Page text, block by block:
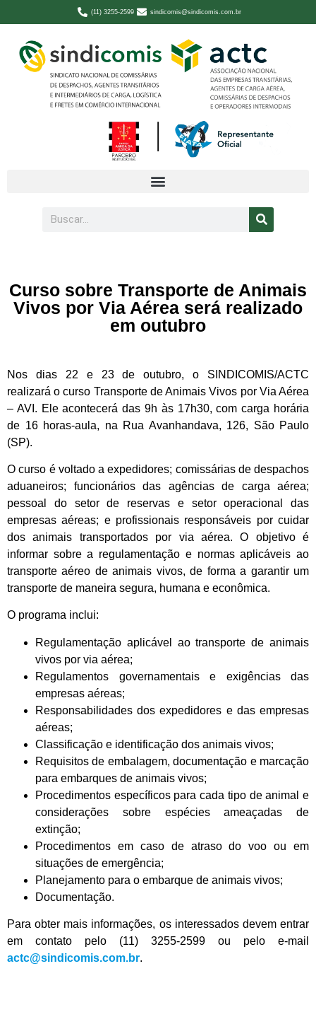
(11) 3255-2599 sindicomis@sindicomis.com.br
Curso sobre Transporte de Animais
Vivos por Via Aérea será realizado
em outubro
Nos dias 22 e 23 de outubro, o SINDICOMIS/ACTC
realizará o curso Transporte de Animais Vivos por Via Aérea
– AVI. Ele acontecerá das 9h às 17h30, com carga horária
de 16 horas-aula, na Rua Avanhandava, 126, São Paulo
(SP).
O curso é voltado a expedidores; comissárias de despachos
aduaneiros; funcionários das agências de carga aérea;
pessoal do setor de reservas e setor operacional das
empresas aéreas; e profissionais responsáveis por cuidar
dos animais transportados por via aérea. O objetivo é
informar sobre a regulamentação e normas aplicáveis ao
transporte aéreo de animais vivos, de forma a garantir um
transporte de maneira segura, humana e econômica.
O programa inclui:
Regulamentação aplicável ao transporte de animais
vivos por via aérea;
Regulamentos governamentais e exigências das
empresas aéreas;
Responsabilidades dos expedidores e das empresas
aéreas;
Classificação e identificação dos animais vivos;
Requisitos de embalagem, documentação e marcação
para embarques de animais vivos;
Procedimentos específicos para cada tipo de animal e
considerações sobre espécies ameaçadas de
extinção;
Procedimentos em caso de atraso do voo ou em
situações de emergência;
Planejamento para o embarque de animais vivos;
Documentação.
Para obter mais informações, os interessados devem entrar
em contato pelo (11) 3255-2599 ou pelo e-mail
actc@sindicomis.com.br.